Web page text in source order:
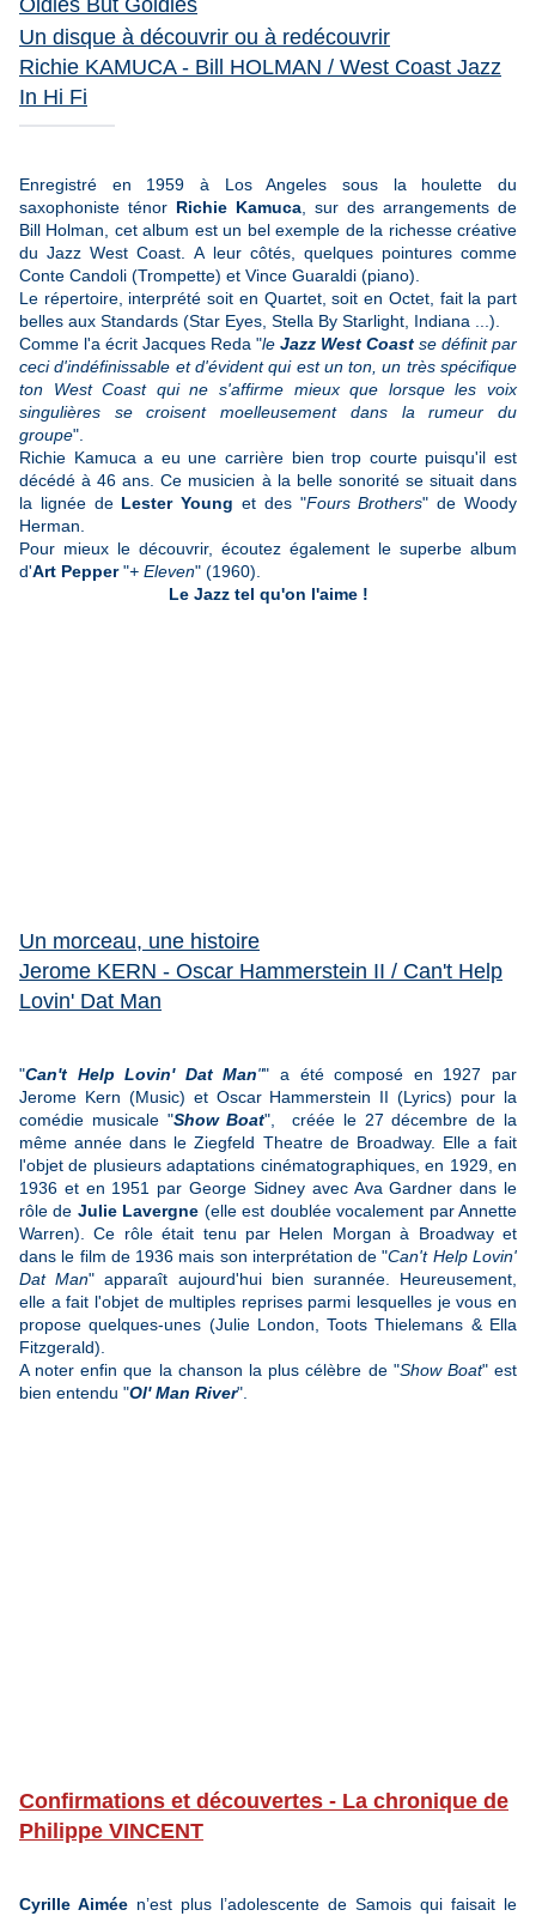
Oldies But Goldies
Un disque à découvrir ou à redécouvrir
Richie KAMUCA - Bill HOLMAN / West Coast Jazz
In Hi Fi
Enregistré en 1959 à Los Angeles sous la houlette du
saxophoniste ténor Richie Kamuca , sur des arrangements de
Bill Holman, cet album est un bel exemple de la richesse créative
du Jazz West Coast. A leur côtés, quelques pointures comme
Conte Candoli (Trompette) et Vince Guaraldi (piano).
Le répertoire, interprété soit en Quartet, soit en Octet, fait la part
belles aux Standards (Star Eyes, Stella By Starlight, Indiana ...).
Comme l'a écrit Jacques Reda "le Jazz West Coast se définit par
ceci d'indéfinissable et d'évident qui est un ton, un très spécifique
ton West Coast qui ne s'affirme mieux que lorsque les voix
singulières se croisent moelleusement dans la rumeur du
groupe".
Richie Kamuca a eu une carrière bien trop courte puisqu'il est
décédé à 46 ans. Ce musicien à la belle sonorité se situait dans
la lignée de Lester Young et des "Fours Brothers" de Woody
Herman.
Pour mieux le découvrir, écoutez également le superbe album
d'Art Pepper"+ Eleven" (1960).
Le Jazz tel qu'on l'aime !
Un morceau, une histoire
Jerome KERN - Oscar Hammerstein II / Can't Help
Lovin' Dat Man
"Can't Help Lovin' Dat Man"" a été composé en 1927 par
Jerome Kern (Music) et Oscar Hammerstein II (Lyrics) pour la
comédie musicale "Show Boat", créée le 27 décembre de la
même année dans le Ziegfeld Theatre de Broadway. Elle a fait
l'objet de plusieurs adaptations cinématographiques, en 1929, en
1936 et en 1951 par George Sidney avec Ava Gardner dans le
rôle de Julie Lavergne (elle est doublée vocalement par Annette
Warren). Ce rôle était tenu par Helen Morgan à Broadway et
dans le film de 1936 mais son interprétation de "Can't Help Lovin'
Dat Man" apparaît aujourd'hui bien surannée. Heureusement,
elle a fait l'objet de multiples reprises parmi lesquelles je vous en
propose quelques-unes (Julie London, Toots Thielemans & Ella
Fitzgerald).
A noter enfin que la chanson la plus célèbre de "Show Boat" est
bien entendu "Ol' Man River".
Confirmations et découvertes - La chronique de
Philippe VINCENT
Cyrille Aimée n’est plus l’adolescente de Samois qui faisait le